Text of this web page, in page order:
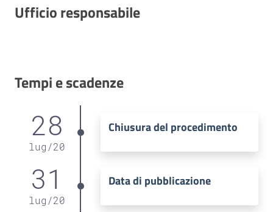
Ufficio responsabile
Tempi e scadenze
28
lug /20
Chiusura del procedimento
31
lug /20
Data di pubblicazione